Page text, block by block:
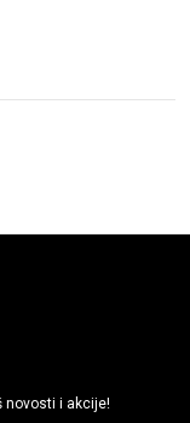
novosti i akcije!